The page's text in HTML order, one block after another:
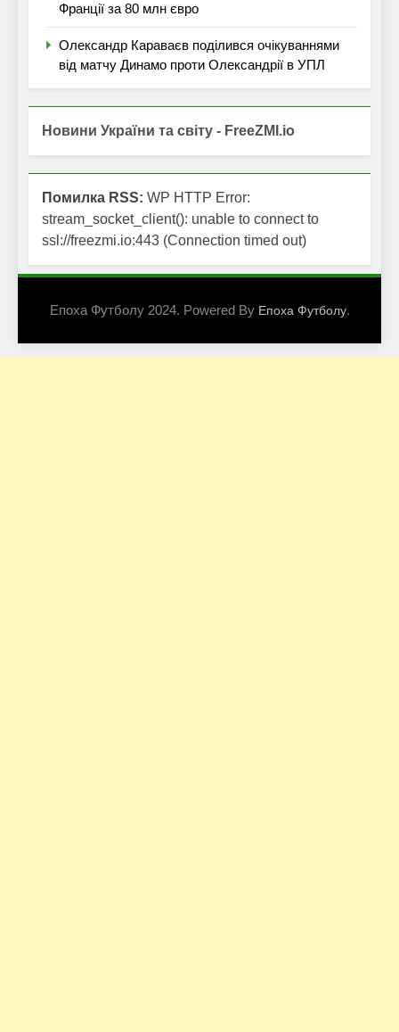
Франції за 80 млн євро
Олександр Караваєв поділився очікуваннями
від матчу Динамо проти Олександрії в УПЛ
Новини України та світу - FreeZMI.io
Помилка RSS: WP HTTP Error:
stream_socket_client(): unable to connect to
ssl://freezmi.io:443 (Connection timed out)
Епоха Футболу 2024. Powered By Епоха Футболу.